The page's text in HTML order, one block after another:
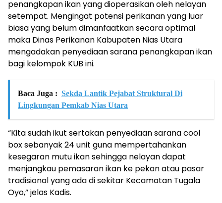
penangkapan ikan yang dioperasikan oleh nelayan
setempat. Mengingat potensi perikanan yang luar
biasa yang belum dimanfaatkan secara optimal
maka Dinas Perikanan Kabupaten Nias Utara
mengadakan penyediaan sarana penangkapan ikan
bagi kelompok KUB ini.
Baca Juga : Sekda Lantik Pejabat Struktural Di
Lingkungan Pemkab Nias Utara
“Kita sudah ikut sertakan penyediaan sarana cool
box sebanyak 24 unit guna mempertahankan
kesegaran mutu ikan sehingga nelayan dapat
menjangkau pemasaran ikan ke pekan atau pasar
tradisional yang ada di sekitar Kecamatan Tugala
Oyo,” jelas Kadis.